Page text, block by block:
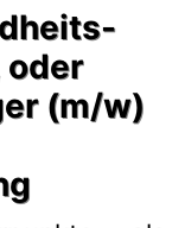
oder
(m/w)